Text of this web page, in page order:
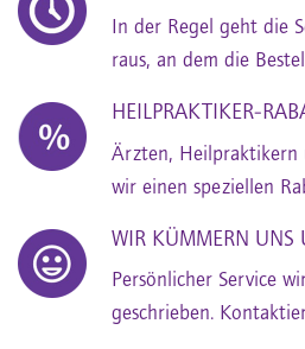
In der Regel geht die
raus, an dem die
HEILPRAKTIKER-
Ärzten, Heilpraktikern
wir einen speziellen
WIR KÜMMERN UNS
Persönlicher Service
geschrieben.